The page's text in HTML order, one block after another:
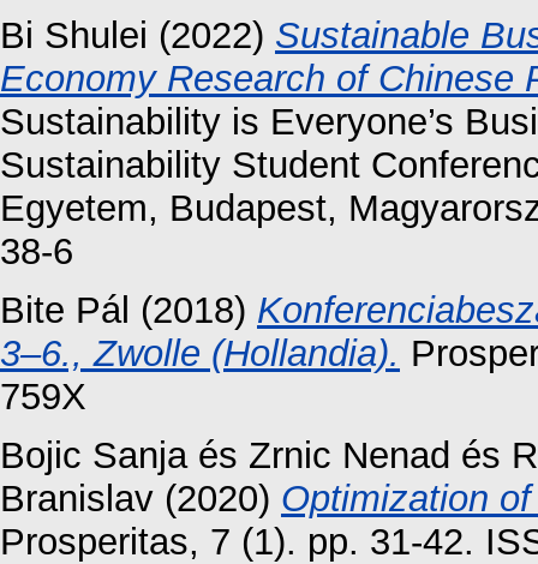
Bi Shulei (2022) Sustainable
Economy Research of Chinese
Sustainability is Everyone’s
Sustainability Student
Egyetem, Budapest,
38-6
Bite Pál (2018)
3–6., Zwolle (Hollandia).
759X
Bojic Sanjaés Zrnic Nenad és
Branislav (2020) Optimization
Prosperitas, 7 (1). pp. 31-42.